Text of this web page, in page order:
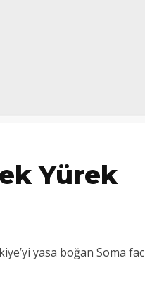
Yürek
yasa boğan Soma